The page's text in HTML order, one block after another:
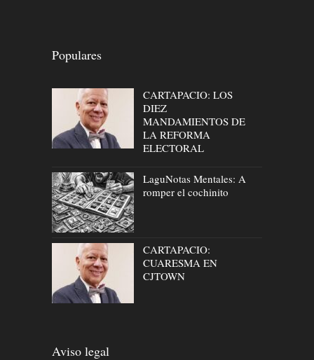
Populares
CARTAPACIO: LOS
DIEZ
MANDAMIENTOS DE
LA REFORMA
ELECTORAL
LaguNotas Mentales: A
romper el cochinito
CARTAPACIO:
CUARESMA EN
CJTOWN
Aviso legal